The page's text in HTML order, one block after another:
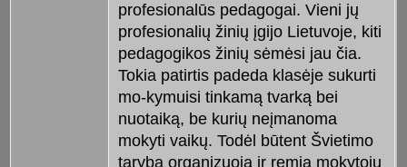
profesionalūs pedagogai. Vieni jų
profesiona­lių žinių įgijo Lietuvoje, kiti
pedagogikos žinių sėmėsi jau čia.
Tokia pa­tirtis padeda klasėje sukurti
mo-kymuisi tinkamą tvarką bei
nuotaiką, be kurių neįmanoma
mokyti vaikų. Todėl būtent Švietimo
taryba organizuoja ir remia mokytojų